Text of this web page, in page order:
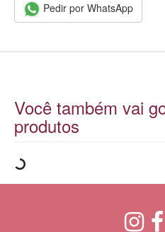
Pedir por WhatsApp
Você também vai
produtos